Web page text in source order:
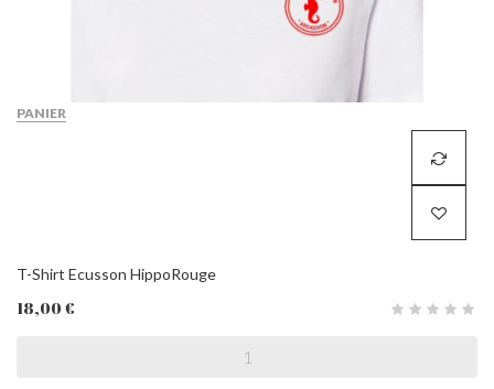
PANIER
T-Shirt Ecusson HippoRouge
18,00 €